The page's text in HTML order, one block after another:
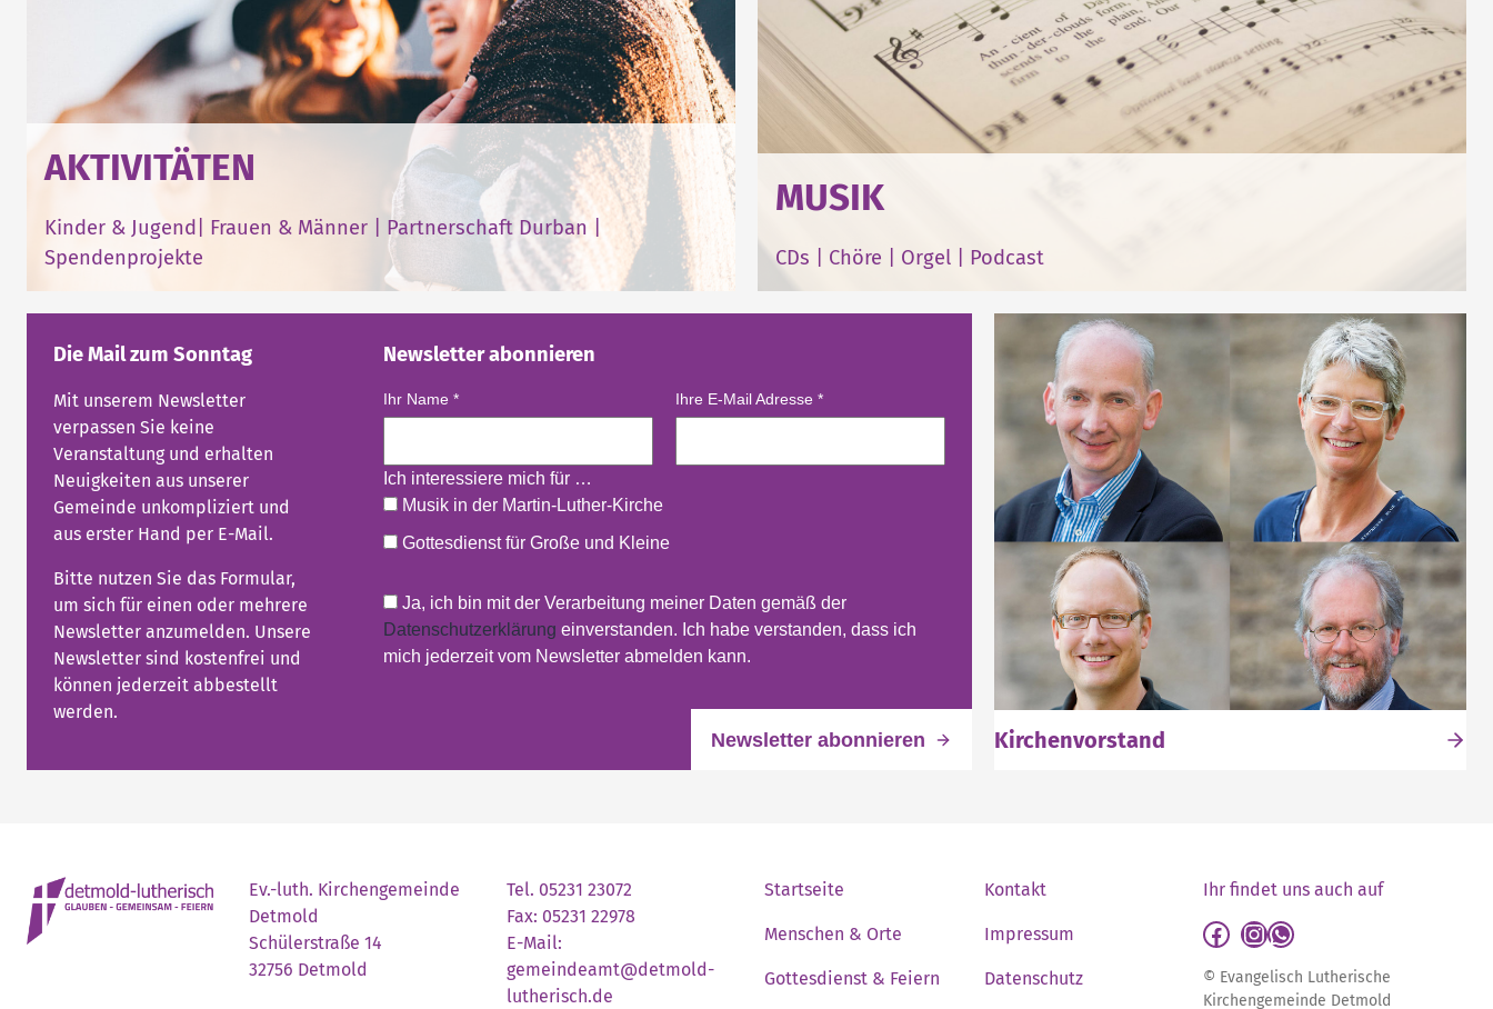
AKTIVITÄTEN
Kinder & Jugend Frauen & Männer Partnerschaft Durban
Spendenprojekte
MUSIK
CDs Chöre Orgel Podcast
Die Mail zum Sonntag
Mit unserem Newsletter
verpassen Sie keine
Veranstaltung und erhalten
Neuigkeiten aus unserer
Gemeinde unkompliziert und
aus erster Hand per E-Mail.
Bitte nutzen Sie das Formular,
um sich für einen oder mehrere
Newsletter anzumelden. Unsere
Newsletter sind kostenfrei und
können jederzeit abbestellt
werden.
Newsletter abonnieren
Ihr Name * Ihre E-Mail Adresse *
Ich interessiere mich für …
Musik in der Martin-Luther-Kirche
Gottesdienst für Große und Kleine
Ja, ich bin mit der Verarbeitung meiner Daten gemäß der
Datenschutzerklärung einverstanden. Ich habe verstanden, dass ich
mich jederzeit vom Newsletter abmelden kann.
Kirchenvorstand
Ev.-luth. Kirchengemeinde
Detmold
Schülerstraße 14
32756 Detmold
Tel. 05231 23072
Fax: 05231 22978
E-Mail:
gemeindeamt@detmold-
lutherisch.de
Startseite
Menschen & Orte
Gottesdienst & Feiern
Kontakt
Impressum
Datenschutz
Ihr findet uns auch auf
detmold-lutherisch auf Facebook
detmold-lutherisch auf Instagram
detmold-lutherisch auf WhatsApp
© Evangelisch Lutherische
Kirchengemeinde Detmold